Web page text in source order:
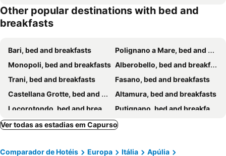
Semplici Emozioni
Piccinni House
Bari Vecchia Dimora
VILLA ADELAIDE SUITE & ROOM
CconfortHotels Appartamento Cavour
Gatto Bianco Casa Dei Venti
Quintino Sella rooms
Cconforthotels R&b Gary House
Seven Maze Charming House
B&B CAMPUS SUITES BARI
B&B La Rosa Felice
Relais Petruzzelli
Residenze Unità d'Italia
Residenze Benedetto Croce
Il Pumo - Apulian Rooms Bari Savoia
Other popular destinations with bed and
breakfasts
Bari, bed and breakfasts
Polignano a Mare, bed and breakfasts
Monopoli, bed and breakfasts Alberobello, bed and breakfasts
Trani, bed and breakfasts
Fasano, bed and breakfasts
Castellana Grotte, bed and breakfasts
Altamura, bed and breakfasts
Locorotondo, bed and breakfasts
Putignano, bed and breakfasts
Biscéglie, bed and breakfasts
Mola di Bari, bed and breakfasts
Gravina in Puglia, bed and breakfasts
Conversano, bed and breakfasts
Ver todas as estadias em Capurso
Comparador de Hotéis Europa Itália
Apúlia